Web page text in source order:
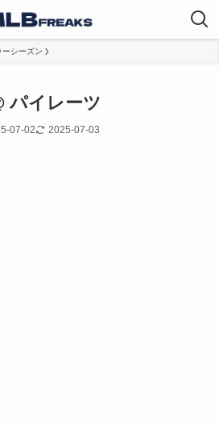
ーシーズン
パイレーツ
07-02 2025-07-03